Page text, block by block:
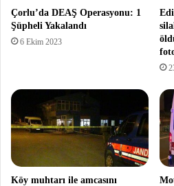
Çorlu’da DEAŞ Operasyonu: 1
Şüpheli Yakalandı
6 Ekim 2023
Köy muhtarı ile amcasını